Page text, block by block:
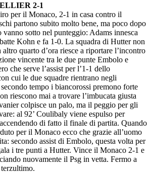
2-1
per il Monaco, 2-1 in casa contro il
partono subito molto bene, ma poco dopo
sotto nel punteggio: Adams innesca
Kohn e fa 1-0. La squadra di Hutter non
quarto d’ora riesce a riportare l’incontro
vincente tra le due punte Embolo e
che serve l’assist per l’1-1 dello
cui le due squadre rientrano negli
tempo i biancorossi premono forte
riescono mai a trovare l’imbucata giusta
colpisce un palo, ma il peggio per gli
al 92’ Coulibaly viene espulso per
di fatto il finale di partita. Quando
per il Monaco ecco che grazie all’uomo
secondo assist di Embolo, questa volta per
i tre punti a Hutter. Vince il Monaco 2-1 e
nuovamente il Psg in vetta. Fermo a